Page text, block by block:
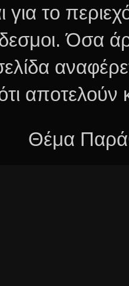
το
Όσα
ότι
Θέμα